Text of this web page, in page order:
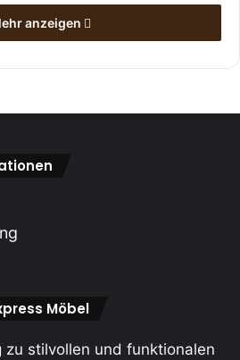
anzeigen
Möbel
zu stilvollen und funktionalen